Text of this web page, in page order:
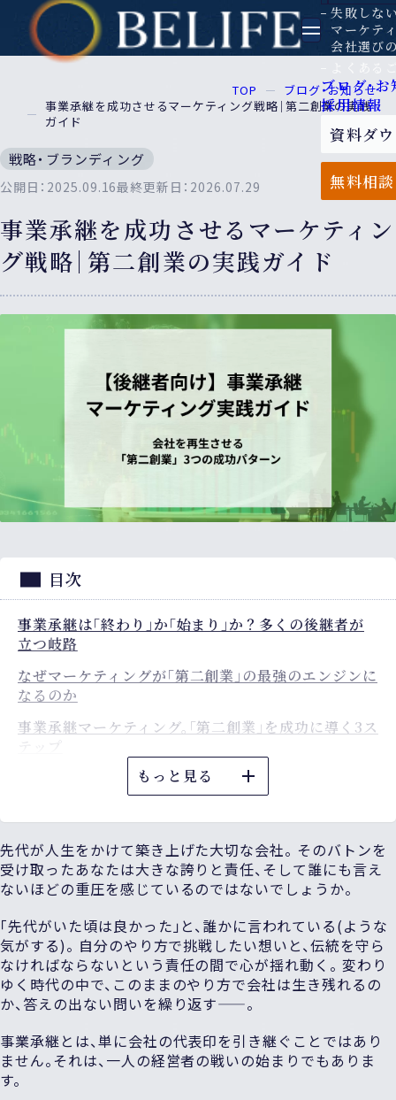
失敗しな
マーケテ
会社選び
ブログ・
採用情報
資料ダ
無料相
TOP
ブログ・お知らせ
事業承継を成功させるマーケティング戦略｜第二創業の実践
ガイド
戦略・ブランディング
公開日：2025.09.16最終更新日：2026.07.29
事業承継を成功させるマーケティン
グ戦略｜第二創業の実践ガイド
目次
事業承継は「終わり」か「始まり」か？多くの後継者が
立つ岐路
なぜマーケティングが「第二創業」の最強のエンジンに
なるのか
事業承継マーケティング。「第二創業」を成功に導く3ス
テップ
もっと見る
先代が人生をかけて築き上げた大切な会社。 そのバトンを
受け取ったあなたは大きな誇りと責任、そして誰にも言え
ないほどの重圧を感じているのではないでしょうか。
「先代がいた頃は良かった」と、誰かに言われている(ような
気がする)。 自分のやり方で挑戦したい想いと、伝統を守ら
なければならないという責任の間で心が揺れ動く。 変わり
ゆく時代の中で、このままのやり方で会社は生き残れるの
か、答えの出ない問いを繰り返す——。
事業承継とは、単に会社の代表印を引き継ぐことではあり
ません。それは、一人の経営者の戦いの始まりでもありま
す。